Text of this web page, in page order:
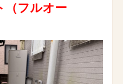
（フルオー